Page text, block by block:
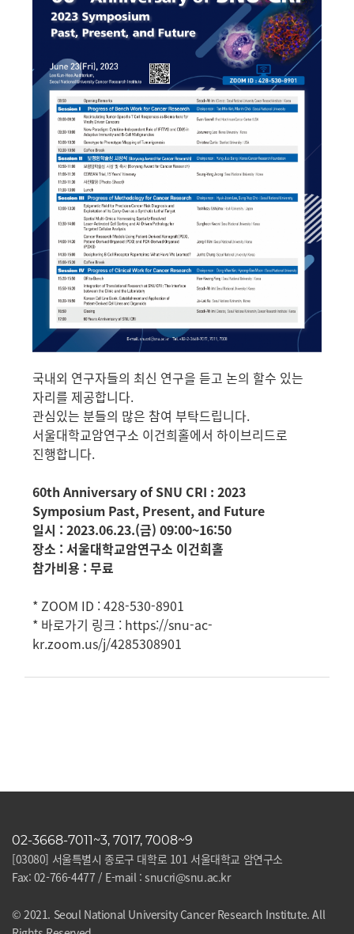
국내외 연구자들의 최신 연구을 듣고 논의 할수 있는
자리를 제공합니다.
관심있는 분들의 많은 참여 부탁드립니다.
서울대학교암연구소 이건희홀에서 하이브리드로
진행합니다.
60th Anniversary of SNU CRI : 2023
Symposium Past, Present, and Future
일시 : 2023.06.23.(금) 09:00~16:50
장소 : 서울대학교암연구소 이건희홀
참가비용 : 무료
* ZOOM ID : 428-530-8901
* 바로가기 링크 : https://snu-ac-
kr.zoom.us/j/4285308901
02-3668-7011~3, 7017, 7008~9
[03080] 서울특별시 종로구 대학로 101 서울대학교 암연구소
Fax: 02-766-4477 / E-mail : snucri@snu.ac.kr
© 2021. Seoul National University Cancer Research Institute. All